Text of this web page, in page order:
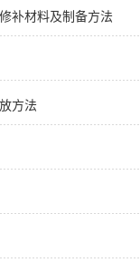
补材料及制备方法
方法